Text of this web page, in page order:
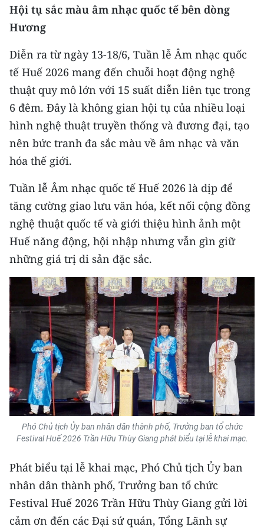
Media Du lịch
Media Thể thao
Media Giáo dục
Media Y tế
Media Khoa học - Công nghệ
Media Môi trường
Ảnh
Infographic
TIN MỚI
TIN ĐỊA PHƯƠNG
Trung du và miền núi phía Bắc
Đồng bằng sông Hồng
Bắc Trung Bộ
Duyên hải Nam Trung Bộ và Tây
Nguyên
Đông Nam Bộ
Đồng bằng sông Cửu Long
Chuyên trang Hà Nội
Chuyên trang TP. Hồ Chí Minh
Hội tụ sắc màu âm nhạc quốc tế bên dòng
Hương
Diễn ra từ ngày 13-18/6, Tuần lễ Âm nhạc quốc
tế Huế 2026 mang đến chuỗi hoạt động nghệ
thuật quy mô lớn với 15 suất diễn liên tục trong
6 đêm. Đây là không gian hội tụ của nhiều loại
hình nghệ thuật truyền thống và đương đại, tạo
nên bức tranh đa sắc màu về âm nhạc và văn
hóa thế giới.
Tuần lễ Âm nhạc quốc tế Huế 2026 là dịp để
tăng cường giao lưu văn hóa, kết nối cộng đồng
nghệ thuật quốc tế và giới thiệu hình ảnh một
Huế năng động, hội nhập nhưng vẫn gìn giữ
những giá trị di sản đặc sắc.
Phó Chủ tịch Ủy ban nhân dân thành phố, Trưởng ban tổ chức
Festival Huế 2026 Trần Hữu Thùy Giang phát biểu tại lễ khai mạc.
Phát biểu tại lễ khai mạc, Phó Chủ tịch Ủy ban
nhân dân thành phố, Trưởng ban tổ chức
Festival Huế 2026 Trần Hữu Thùy Giang gửi lời
cảm ơn đến các Đại sứ quán, Tổng Lãnh sự